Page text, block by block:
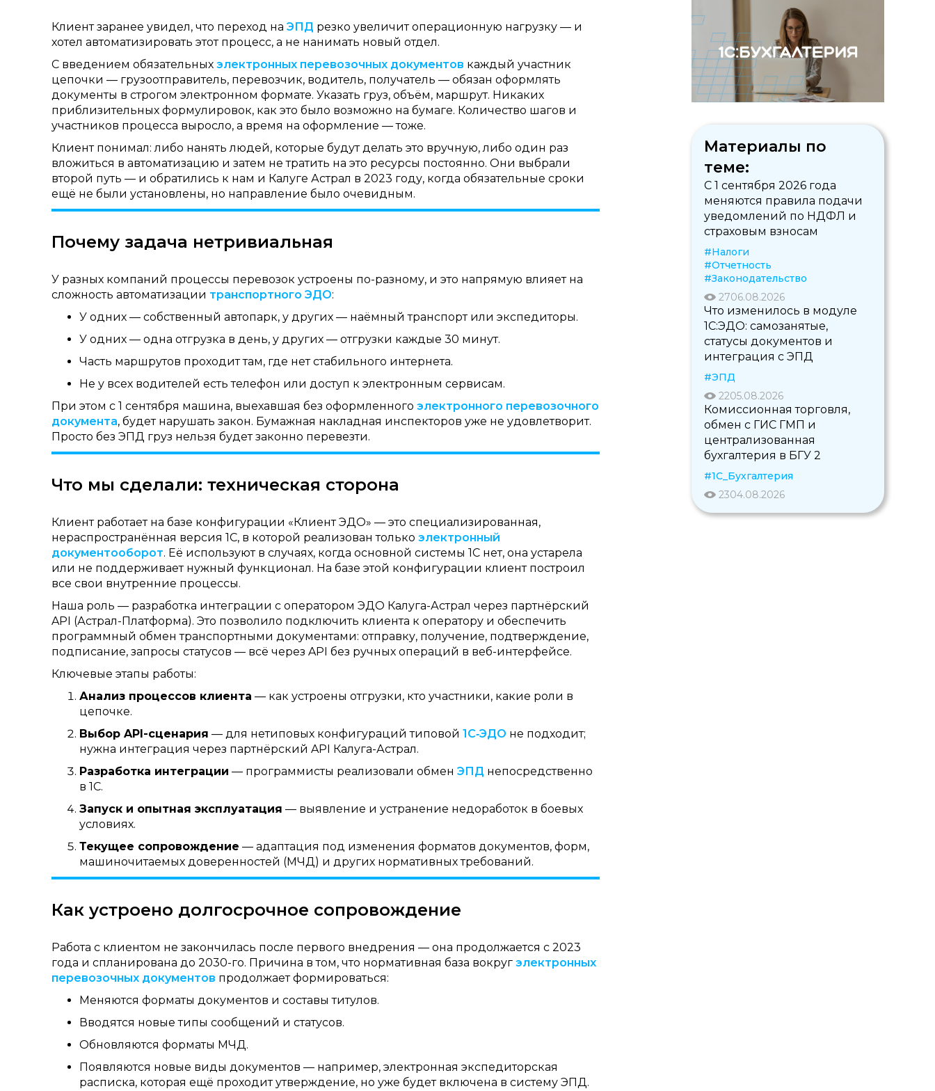
Клиент заранее увидел, что переход на ЭПД резко увеличит операционную нагрузку — и
хотел автоматизировать этот процесс, а не нанимать новый отдел.
С введением обязательных электронных перевозочных документов каждый участник
цепочки — грузоотправитель, перевозчик, водитель, получатель — обязан оформлять
документы в строгом электронном формате. Указать груз, объём, маршрут. Никаких
приблизительных формулировок, как это было возможно на бумаге. Количество шагов и
участников процесса выросло, а время на оформление — тоже.
Клиент понимал: либо нанять людей, которые будут делать это вручную, либо один раз
вложиться в автоматизацию и затем не тратить на это ресурсы постоянно. Они выбрали
второй путь — и обратились к нам и Калуге Астрал в 2023 году, когда обязательные сроки
ещё не были установлены, но направление было очевидным.
Почему задача нетривиальная
У разных компаний процессы перевозок устроены по-разному, и это напрямую влияет на
сложность автоматизации транспортного ЭДО:
У одних — собственный автопарк, у других — наёмный транспорт или экспедиторы.
У одних — одна отгрузка в день, у других — отгрузки каждые 30 минут.
Часть маршрутов проходит там, где нет стабильного интернета.
Не у всех водителей есть телефон или доступ к электронным сервисам.
При этом с 1 сентября машина, выехавшая без оформленного электронного перевозочного
документа, будет нарушать закон. Бумажная накладная инспекторов уже не удовлетворит.
Просто без ЭПД груз нельзя будет законно перевезти.
Что мы сделали: техническая сторона
Клиент работает на базе конфигурации «Клиент ЭДО» — это специализированная,
нераспространённая версия 1С, в которой реализован только электронный
документооборот. Её используют в случаях, когда основной системы 1С нет, она устарела
или не поддерживает нужный функционал. На базе этой конфигурации клиент построил
все свои внутренние процессы.
Наша роль — разработка интеграции с оператором ЭДО Калуга-Астрал через партнёрский
API (Астрал-Платформа). Это позволило подключить клиента к оператору и обеспечить
программный обмен транспортными документами: отправку, получение, подтверждение,
подписание, запросы статусов — всё через API без ручных операций в веб-интерфейсе.
Ключевые этапы работы:
Анализ процессов клиента — как устроены отгрузки, кто участники, какие роли в
цепочке.
Выбор API-сценария — для нетиповых конфигураций типовой 1С‑ЭДО не подходит;
нужна интеграция через партнёрский API Калуга-Астрал.
Разработка интеграции — программисты реализовали обмен ЭПД непосредственно
в 1С.
Запуск и опытная эксплуатация — выявление и устранение недоработок в боевых
условиях.
Текущее сопровождение — адаптация под изменения форматов документов, форм,
машиночитаемых доверенностей (МЧД) и других нормативных требований.
Как устроено долгосрочное сопровождение
Работа с клиентом не закончилась после первого внедрения — она продолжается с 2023
года и спланирована до 2030-го. Причина в том, что нормативная база вокруг электронных
перевозочных документов продолжает формироваться:
Меняются форматы документов и составы титулов.
Вводятся новые типы сообщений и статусов.
Обновляются форматы МЧД.
Появляются новые виды документов — например, электронная экспедиторская
расписка, которая ещё проходит утверждение, но уже будет включена в систему ЭПД.
Материалы по
теме:
С 1 сентября 2026 года
меняются правила подачи
уведомлений по НДФЛ и
страховым взносам
#Налоги
#Отчетность
#Законодательство
2706.08.2026
Что изменилось в модуле
1С:ЭДО: самозанятые,
статусы документов и
интеграция с ЭПД
#ЭПД
2205.08.2026
Комиссионная торговля,
обмен с ГИС ГМП и
централизованная
бухгалтерия в БГУ 2
#1С_Бухгалтерия
2304.08.2026